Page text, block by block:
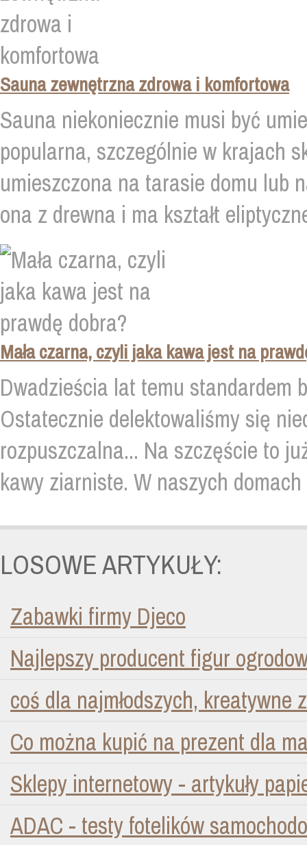
Sauna zewnętrzna zdrowa i komfortowa
Sauna niekoniecznie musi być
popularna, szczególnie w krajach
umieszczona na tarasie domu lub
ona z drewna i ma kształt
Mała czarna, czyli jaka kawa jest na
Dwadzieścia lat temu standardem
Ostatecznie delektowaliśmy się
rozpuszczalna... Na szczęście to
kawy ziarniste. W naszych
LOSOWE ARTYKUŁY:
Zabawki firmy Djeco
Najlepszy producent figur
coś dla najmłodszych, kreatywne
Co można kupić na prezent dla
Sklepy internetowy - artykuły
ADAC - testy fotelików